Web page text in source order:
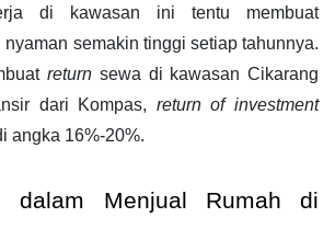
di kawasan ini tentu membuat
nyaman semakin tinggi setiap tahunnya.
return sewa di kawasan Cikarang
dari Kompas,
return of investment
angka 16%-20%.
dalam Menjual Rumah di